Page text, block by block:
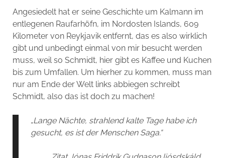
Angesiedelt hat er seine Geschichte um Kalmann im
entlegenen Raufarhöfn, im Nordosten Islands, 609
Kilometer von Reykjavik entfernt, das es also wirklich
gibt und unbedingt einmal von mir besucht werden
muss, weil so Schmidt, hier gibt es Kaffee und Kuchen
bis zum Umfallen. Um hierher zu kommen, muss man
nur am Ende der Welt links abbiegen schreibt
Schmidt, also das ist doch zu machen!
„Lange Nächte, strahlend kalte Tage habe ich
gesucht, es ist der Menschen Saga.“